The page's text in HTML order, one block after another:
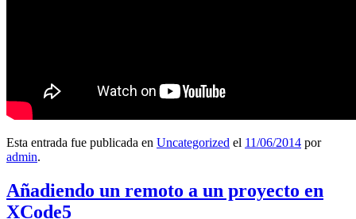
Esta entrada fue publicada en Uncategorized el 11/06/2014 por
admin.
Añadiendo un remoto a un proyecto en
XCode5